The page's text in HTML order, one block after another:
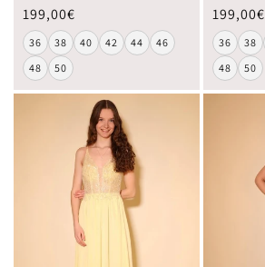
199,00€
36 38 40 42 44
46
48
50
199,00€
36 38
48
50